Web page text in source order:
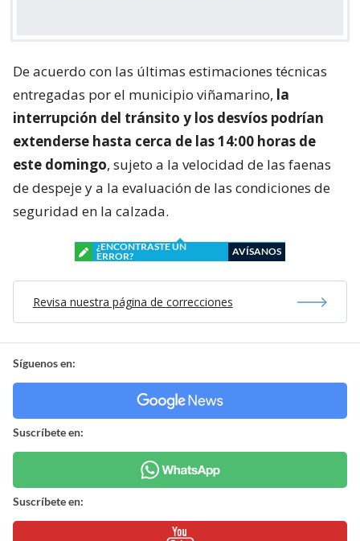
De acuerdo con las últimas estimaciones técnicas
entregadas por el municipio viñamarino, la
interrupción del tránsito y los desvíos podrían
extenderse hasta cerca de las 14:00 horas de
este domingo, sujeto a la velocidad de las faenas
de despeje y a la evaluación de las condiciones de
seguridad en la calzada.
¿ENCONTRASTE UN
ERROR?
AVÍSANOS
Revisa nuestra página de correcciones
Síguenos en:
Suscríbete en:
Suscríbete en: